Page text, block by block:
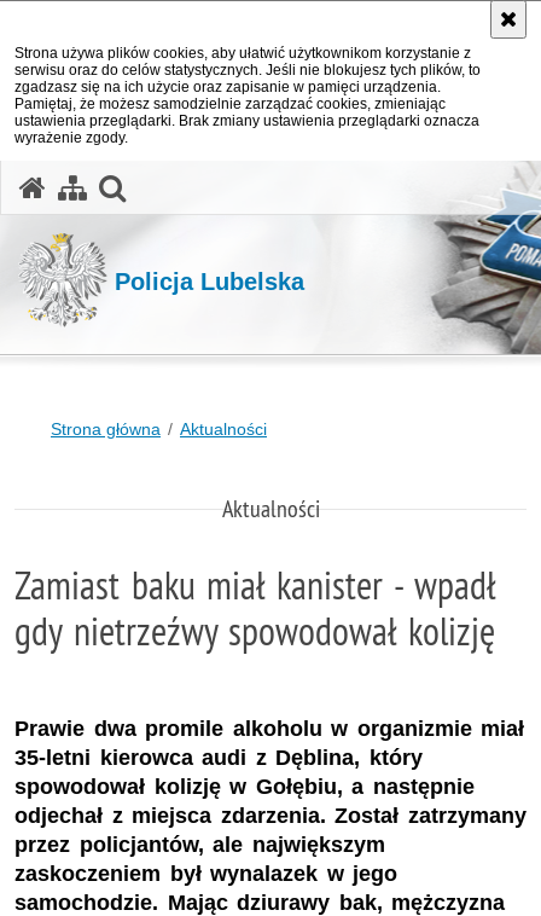
Strona używa plików cookies, aby ułatwić użytkownikom korzystanie z
serwisu oraz do celów statystycznych. Jeśli nie blokujesz tych plików, to
zgadzasz się na ich użycie oraz zapisanie w pamięci urządzenia.
Pamiętaj, że możesz samodzielnie zarządzać cookies, zmieniając
ustawienia przeglądarki. Brak zmiany ustawienia przeglądarki oznacza
wyrażenie zgody.
Policja Lubelska
Strona główna Aktualności
Aktualności
Zamiast baku miał kanister - wpadł
gdy nietrzeźwy spowodował kolizję
Prawie dwa promile alkoholu w organizmie miał
35-letni kierowca audi z Dęblina, który
spowodował kolizję w Gołębiu, a następnie
odjechał z miejsca zdarzenia. Został zatrzymany
przez policjantów, ale największym
zaskoczeniem był wynalazek w jego
samochodzie. Mając dziurawy bak, mężczyzna